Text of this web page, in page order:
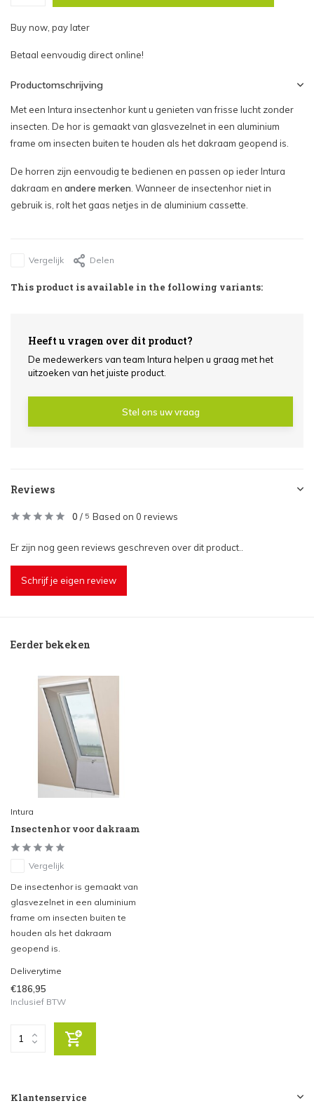
Maat: 78x98cm - €214,48
Maat: 78x118cm - €214,48
Maat: 78x140cm - €214,48
Maat: 94x118cm - €228,46
Maat: 114x118cm - €238,14
Maat: 134x98cm - €238,14
Maat: 94x160cm - €228,46
Buy now, pay later
Betaal eenvoudig direct online!
Productomschrijving
Met een Intura insectenhor kunt u genieten van frisse lucht zonder
insecten. De hor is gemaakt van glasvezelnet in een aluminium
frame om insecten buiten te houden als het dakraam geopend is.
De horren zijn eenvoudig te bedienen en passen op ieder Intura
dakraam en andere merken . Wanneer de insectenhor niet in
gebruik is, rolt het gaas netjes in de aluminium cassette.
Vergelijk Delen
This product is available in the following variants:
Heeft u vragen over dit product?
De medewerkers van team Intura helpen u graag met het
uitzoeken van het juiste product.
Stel ons uw vraag
Reviews
0 / 5 Based on 0 reviews
Er zijn nog geen reviews geschreven over dit product..
Schrijf je eigen review
Eerder bekeken
Intura
Insectenhor voor dakraam
Vergelijk
De insectenhor is gemaakt van
glasvezelnet in een aluminium
frame om insecten buiten te
houden als het dakraam
geopend is.
Deliverytime
€186,95
Inclusief BTW
Klantenservice